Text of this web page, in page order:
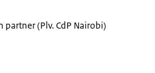
partner (Plv. CdP Nairobi)